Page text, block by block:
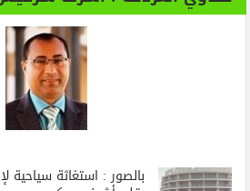
بالصور : استغاثة سياحية